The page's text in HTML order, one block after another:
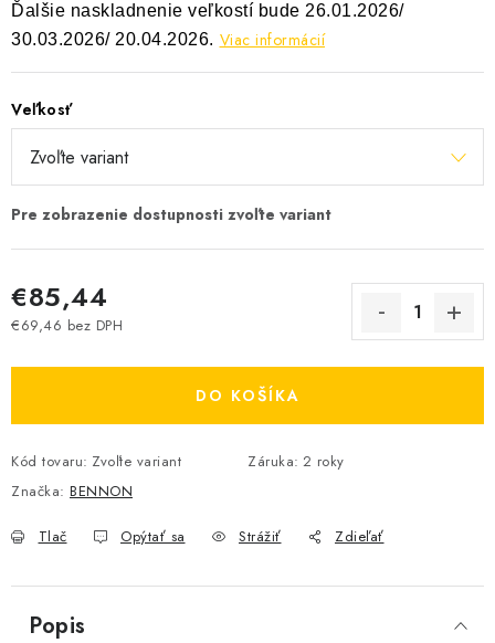
Ďalšie naskladnenie veľkostí bude 26.01.2026/
30.03.2026/ 20.04.2026. Viac informácií
Veľkosť
€85,44
€69,46 bez DPH
DO KOŠÍKA
Kód tovaru: Zvoľte variant Záruka: 2 roky
Značka: BENNON
Tlač Opýtať sa Strážiť Zdieľať
Popis